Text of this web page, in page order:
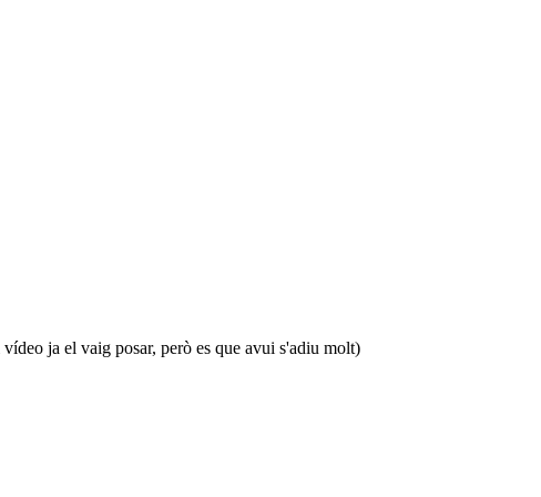
ja el vaig posar, però es que avui s'adiu molt)